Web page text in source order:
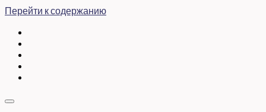
Перейти к содержанию